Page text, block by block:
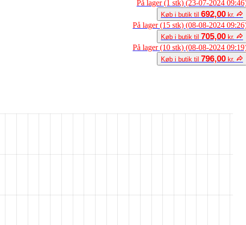
På lager (1 stk) (23-07-2024
Køb i butik til 692,00 kr.
På lager (15 stk) (08-08-2024
Køb i butik til 705,00 kr.
På lager (10 stk) (08-08-2024
Køb i butik til 796,00 kr.